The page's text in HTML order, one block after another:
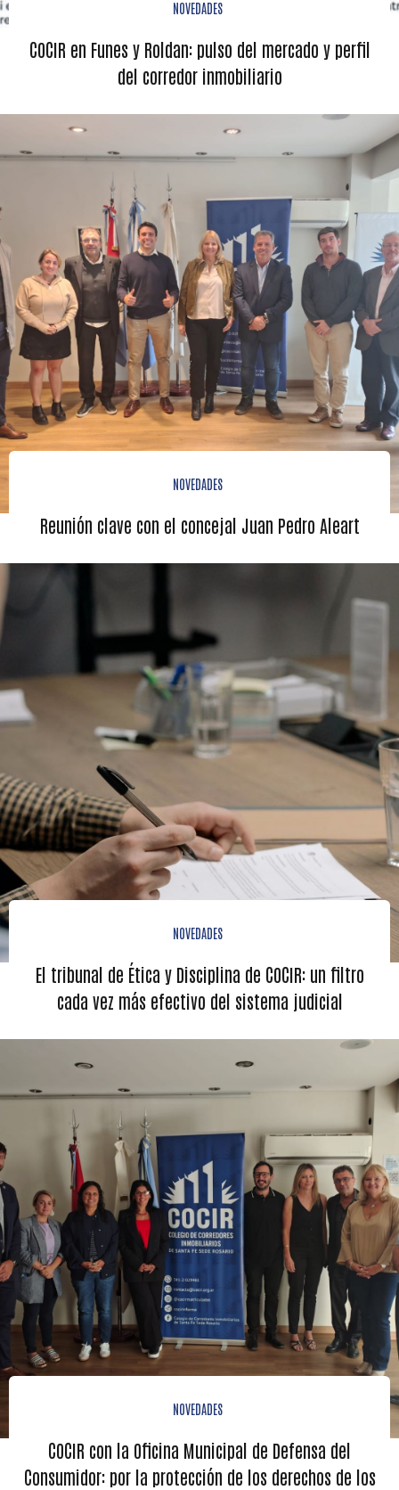
NOVEDADES
COCIR en Funes y Roldan: pulso del mercado y perfil
del corredor inmobiliario
NOVEDADES
Reunión clave con el concejal Juan Pedro Aleart
NOVEDADES
El tribunal de Ética y Disciplina de COCIR: un filtro
cada vez más efectivo del sistema judicial
NOVEDADES
COCIR con la Oficina Municipal de Defensa del
Consumidor: por la protección de los derechos de los